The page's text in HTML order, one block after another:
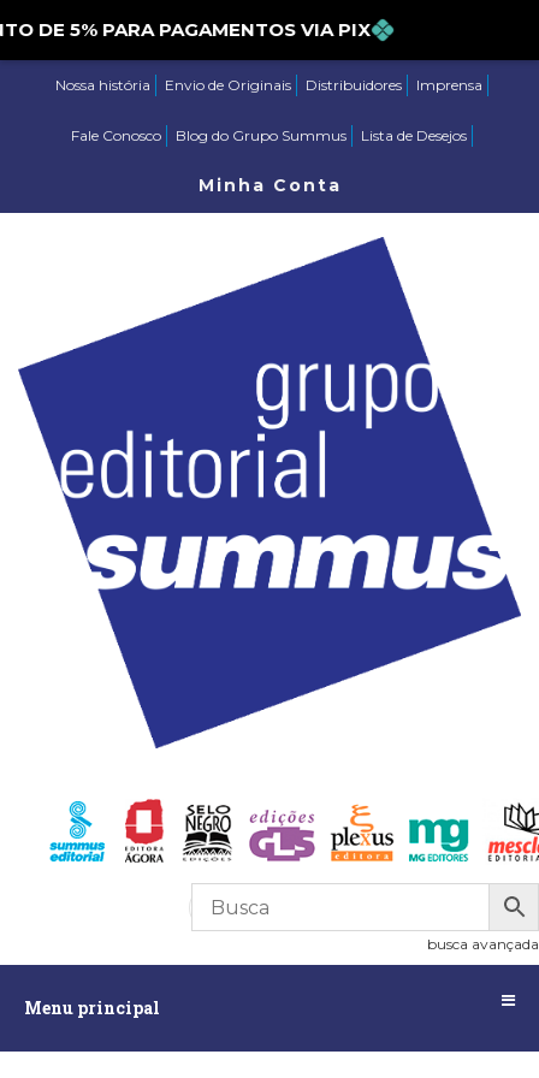
5% PARA PAGAMENTOS VIA PIX
Nossa história Envio de Originais Distribuidores Imprensa
Fale Conosco Blog do Grupo Summus Lista de Desejos
Minha Conta
R$0,00
busca avançada
Menu principal
principalAssuntos